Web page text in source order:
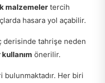
malzemeler tercih
hasara yol açabilir.
derisinde tahrişe neden
önerilir.
bulunmaktadır. Her biri